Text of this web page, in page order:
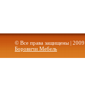
© Все права защищены | 2009
Боровичи Мебель